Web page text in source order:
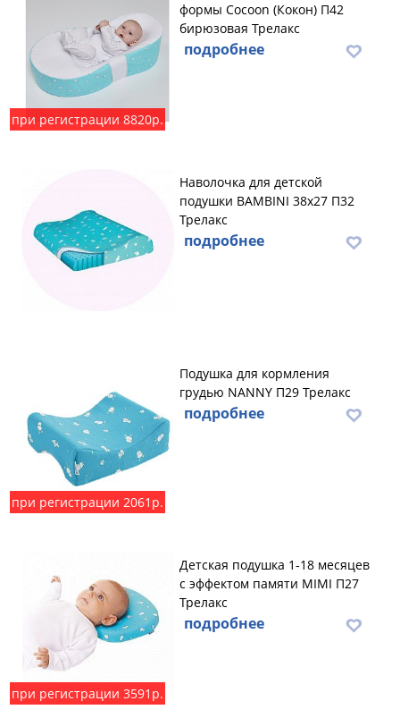
при регистрации 8820р.
формы Cocoon (Кокон) П42
бирюзовая Трелакс
подробнее
Наволочка для детской
подушки BAMBINI 38х27 П32
Трелакс
подробнее
при регистрации 2061р.
Подушка для кормления
грудью NANNY П29 Трелакс
подробнее
при регистрации 3591р.
Детская подушка 1-18 месяцев
с эффектом памяти MIMI П27
Трелакс
подробнее